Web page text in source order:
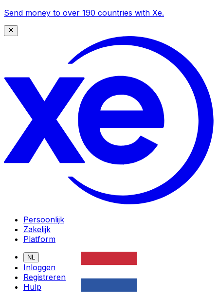
Send money to over 190 countries with Xe.
Persoonlijk
Zakelijk
Platform
NL
Inloggen
Registreren
Hulp